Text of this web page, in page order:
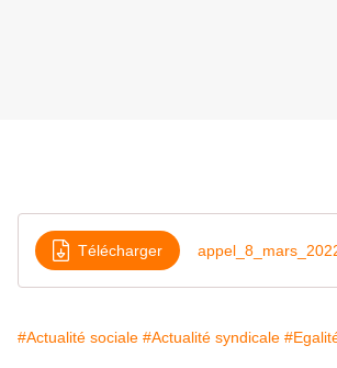
Télécharger
#Actualité sociale #Actualité syndicale